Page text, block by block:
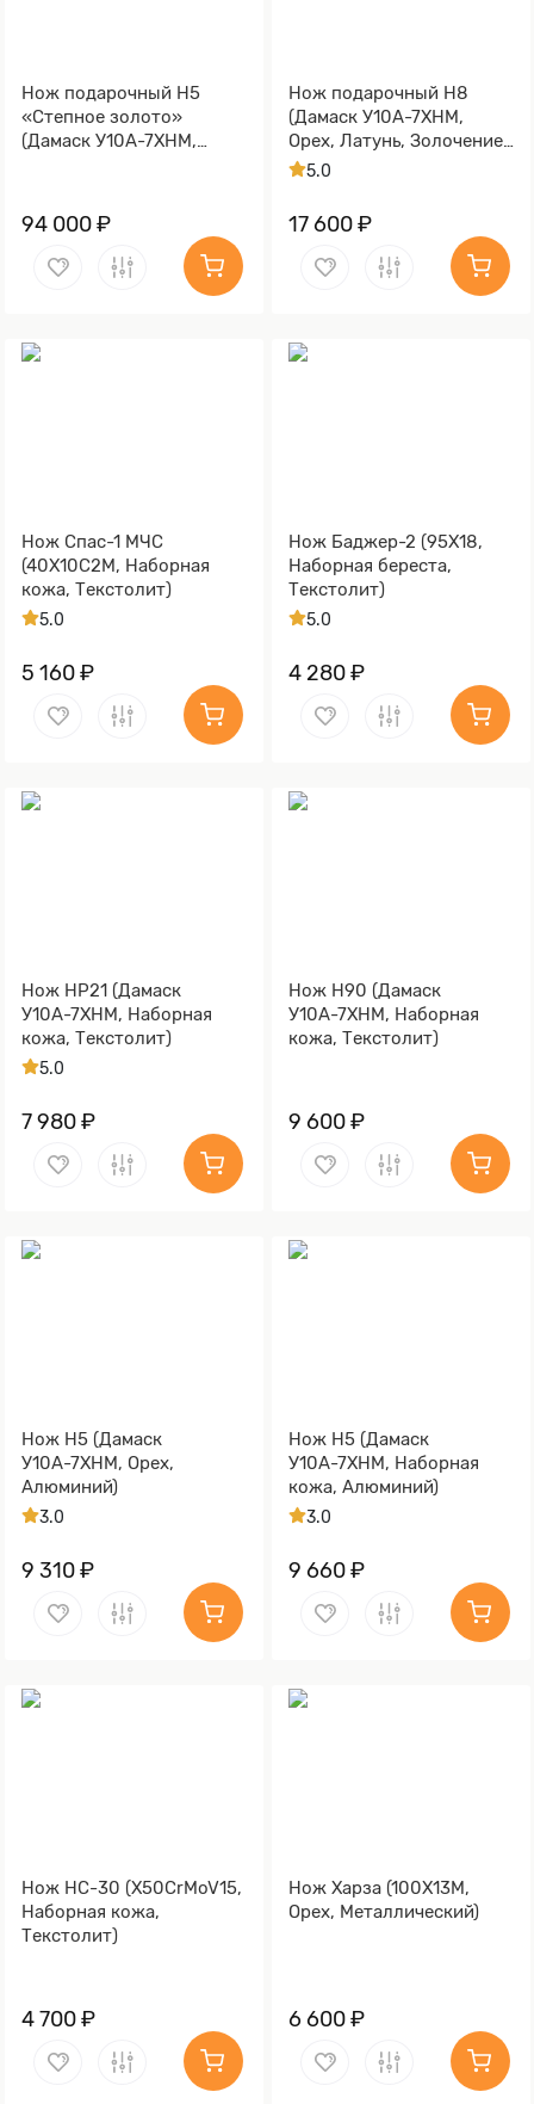
Нож подарочный Н5
«Степное золото»
(Дамаск У10А-7ХНМ,
гарды и тыльника)
94 000 ₽
Нож подарочный Н8
(Дамаск У10А-7ХНМ,
Орех, Латунь, Золочение
клинка гарды и тыльника)
5.0
17 600 ₽
Нож Спас-1 МЧС
(40Х10С2М, Наборная
кожа, Текстолит)
5.0
5 160 ₽
Нож Баджер-2 (95Х18,
Наборная береста,
Текстолит)
5.0
4 280 ₽
Нож НР21 (Дамаск
У10А-7ХНМ, Наборная
кожа, Текстолит)
5.0
7 980 ₽
Нож Н90 (Дамаск
У10А-7ХНМ, Наборная
кожа, Текстолит)
9 600 ₽
Нож Н5 (Дамаск
У10А-7ХНМ, Орех,
Алюминий)
3.0
9 310 ₽
Нож Н5 (Дамаск
У10А-7ХНМ, Наборная
кожа, Алюминий)
3.0
9 660 ₽
Нож НС-30 (X50CrMoV15,
Наборная кожа,
Текстолит)
4 700 ₽
Нож Харза (100Х13М,
Орех, Металлический)
6 600 ₽